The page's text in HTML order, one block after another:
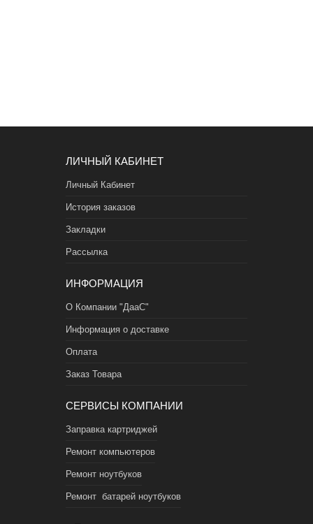
ЛИЧНЫЙ КАБИНЕТ
Личный Кабинет
История заказов
Закладки
Рассылка
ИНФОРМАЦИЯ
О Компании "ДааС"
Информация о доставке
Оплата
Заказ Товара
СЕРВИСЫ КОМПАНИИ
Заправка картриджей
Ремонт компьютеров
Ремонт ноутбуков
Ремонт батарей ноутбуков